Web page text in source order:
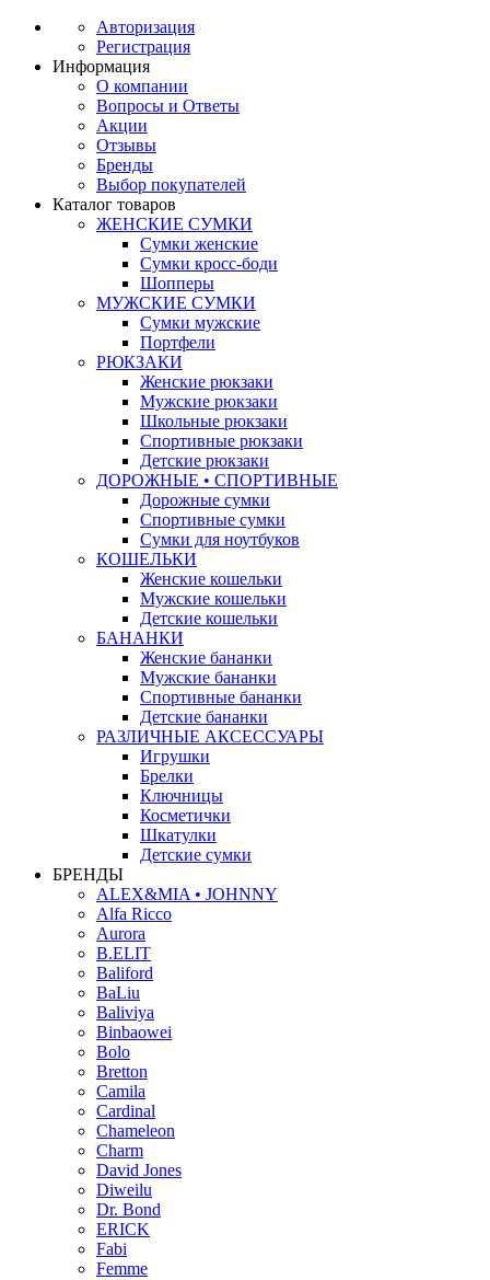
Авторизация
Регистрация
Информация
О компании
Вопросы и Ответы
Акции
Отзывы
Бренды
Выбор покупателей
Каталог товаров
ЖЕНСКИЕ СУМКИ
Сумки женские
Сумки кросс-боди
Шопперы
МУЖСКИЕ СУМКИ
Сумки мужские
Портфели
РЮКЗАКИ
Женские рюкзаки
Мужские рюкзаки
Школьные рюкзаки
Спортивные рюкзаки
Детские рюкзаки
ДОРОЖНЫЕ • СПОРТИВНЫЕ
Дорожные сумки
Спортивные сумки
Сумки для ноутбуков
КОШЕЛЬКИ
Женские кошельки
Мужские кошельки
Детские кошельки
БАНАНКИ
Женские бананки
Мужские бананки
Спортивные бананки
Детские бананки
РАЗЛИЧНЫЕ АКСЕССУАРЫ
Игрушки
Брелки
Ключницы
Косметички
Шкатулки
Детские сумки
БРЕНДЫ
ALEX&MIA • JOHNNY
Alfa Ricco
Aurora
B.ELIT
Baliford
BaLiu
Baliviya
Binbaowei
Bolo
Bretton
Camila
Cardinal
Chameleon
Charm
David Jones
Diweilu
Dr. Bond
ERICK
Fabi
Femme